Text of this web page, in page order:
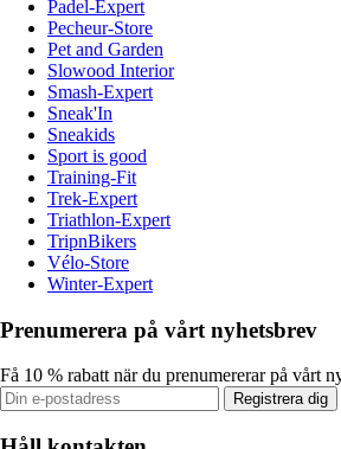
Padel-Expert
Pecheur-Store
Pet and Garden
Slowood Interior
Smash-Expert
Sneak'In
Sneakids
Sport is good
Training-Fit
Trek-Expert
Triathlon-Expert
TripnBikers
Vélo-Store
Winter-Expert
Prenumerera på vårt nyhetsbrev
Få 10 % rabatt när du prenumererar på vårt
Registrera dig